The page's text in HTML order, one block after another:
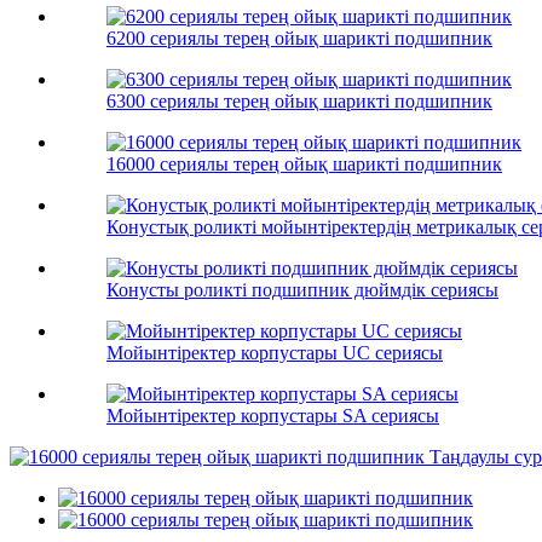
6200 сериялы терең ойық шарикті подшипник
6300 сериялы терең ойық шарикті подшипник
16000 сериялы терең ойық шарикті подшипник
Конустық роликті мойынтіректердің метрикалық
Конусты роликті подшипник дюймдік сериясы
Мойынтіректер корпустары UC сериясы
Мойынтіректер корпустары SA сериясы